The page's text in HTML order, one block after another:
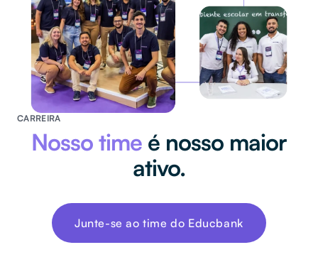
CARREIRA
Nosso time é nosso maior
ativo.
Junte-se ao time do Educbank